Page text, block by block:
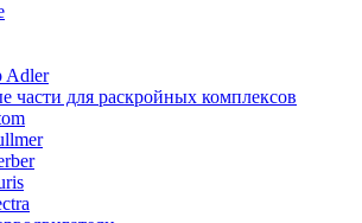
Adler
части для раскройных комплексов